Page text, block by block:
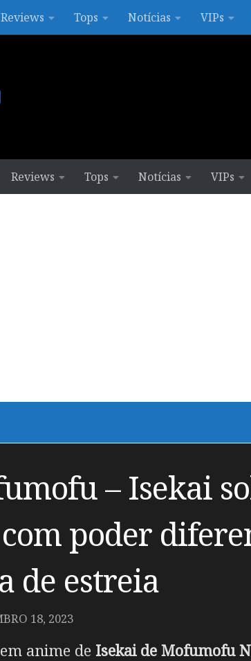
Reviews Tops Notícias VIPs
Reviews Tops Notícias VIPs
– Isekai
poder
de estreia
18, 2023
anime de Isekai de Mofumofu